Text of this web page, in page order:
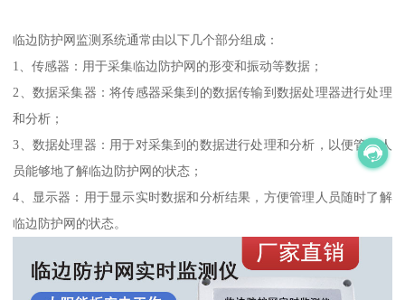
临边防护网监测系统通常由以下几个部分组成：
1、传感器：用于采集临边防护网的形变和振动等数据；
2、数据采集器：将传感器采集到的数据传输到数据处理器进行处理
和分析；
3、数据处理器：用于对采集到的数据进行处理和分析，以便管理人
员能够地了解临边防护网的状态；
4、显示器：用于显示实时数据和分析结果，方便管理人员随时了解
临边防护网的状态。